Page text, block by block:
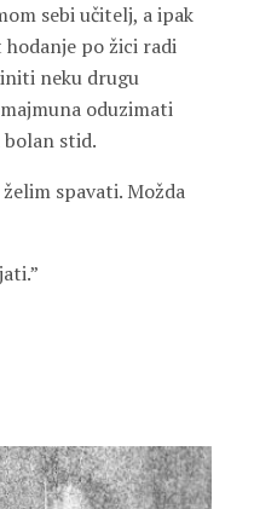
sebi učitelj, a ipak
hodanje po žici radi
neku drugu
oduzimati
stid.
spavati. Možda